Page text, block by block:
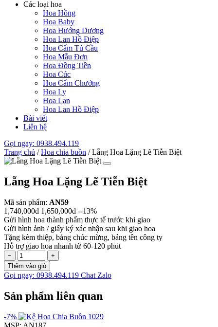
Các loại hoa
Hoa Hồng
Hoa Baby
Hoa Hướng Dương
Hoa Lan Hồ Điệp
Hoa Cẩm Tú Cầu
Hoa Mẫu Đơn
Hoa Đồng Tiền
Hoa Cúc
Hoa Cẩm Chướng
Hoa Ly
Hoa Lan
Hoa Lan Hồ Điệp
Bài viết
Liên hệ
Gọi ngay: 0938.494.119
Trang chủ / Hoa chia buồn / Lẵng Hoa Lặng Lẽ Tiễn Biệt
Lẵng Hoa Lặng Lẽ Tiễn Biệt
Mã sản phẩm: AN59
1,740,000đ 1,650,000đ --13%
Gửi hình hoa thành phẩm thực tế trước khi giao
Gửi hình ảnh / giấy ký xác nhận sau khi giao hoa
Tặng kèm thiệp, bảng chúc mừng, bảng tên công ty
Hỗ trợ giao hoa nhanh từ 60-120 phút
−
+
Thêm vào giỏ
Gọi ngay: 0938.494.119 Chat Zalo
Sản phẩm liên quan
-7%
MSP: AN187